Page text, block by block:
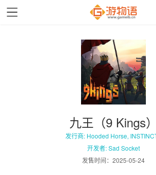
九王（9 Kings）
发行商: Hooded Horse,
开发者: Sad Socket
发售时间： 2025-05-24